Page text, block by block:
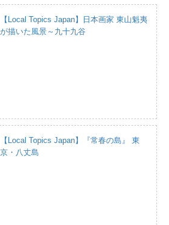
【Local Topics Japan】日本画家 東山魁夷
が描いた風景～九十九谷
【Local Topics Japan】『常春の島』 東
京・八丈島